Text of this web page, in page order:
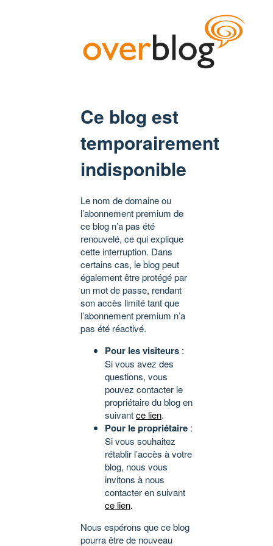
Ce blog est
temporairement
indisponible
Le nom de domaine ou
l’abonnement premium de
ce blog n’a pas été
renouvelé, ce qui explique
cette interruption. Dans
certains cas, le blog peut
également être protégé par
un mot de passe, rendant
son accès limité tant que
l’abonnement premium n’a
pas été réactivé.
Pour les visiteurs :
Si vous avez des
questions, vous
pouvez contacter le
propriétaire du blog en
suivantce lien.
Pour le propriétaire :
Si vous souhaitez
rétablir l’accès à votre
blog, nous vous
invitons à nous
contacter en suivant
ce lien.
Nous espérons que ce blog
pourra être de nouveau